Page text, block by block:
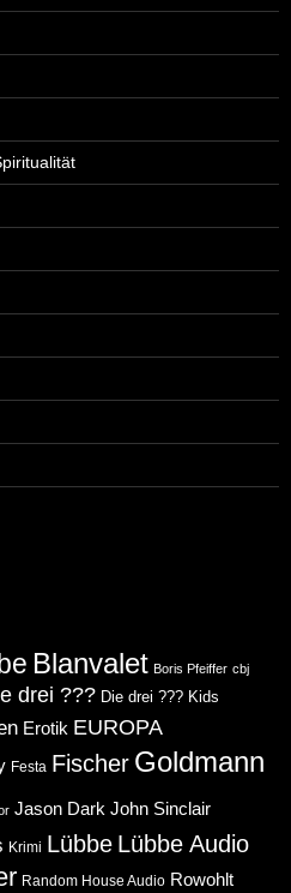
Blanvalet Boris Pfeiffer cbj
drei ??? Die drei ??? Kids
Erotik EUROPA
Festa Fischer Goldmann
Jason Dark John Sinclair
Krimi Lübbe Lübbe Audio
Random House Audio Rowohlt